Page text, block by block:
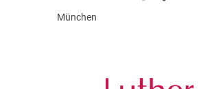
München